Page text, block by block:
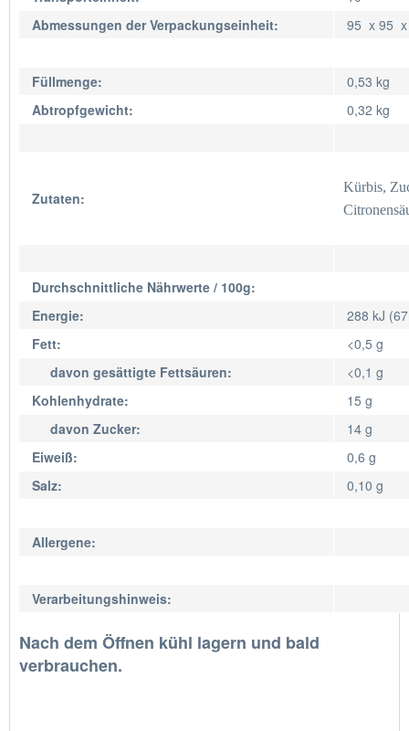
Abmessungen der Verpackungseinheit:
95 x 95
Füllmenge:
0,53 kg
Abtropfgewicht:
0,32 kg
Zutaten:
Kürbis,
Durchschnittliche Nährwerte / 100g:
Energie:
288 kJ
Fett:
<0,5 g
davon gesättigte Fettsäuren:
<0,1 g
Kohlenhydrate:
15 g
davon Zucker:
14 g
Eiweiß:
0,6 g
Salz:
0,10 g
Allergene:
Verarbeitungshinweis:
Nach dem Öffnen kühl lagern und bald
verbrauchen.